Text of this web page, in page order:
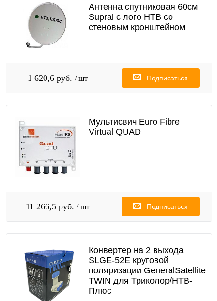
Антенна спутниковая 60см
Supral с лого НТВ со
стеновым кронштейном
1 620,6 руб. / шт Подписаться
Мультисвич Euro Fibre
Virtual QUAD
11 266,5 руб. / шт Подписаться
Конвертер на 2 выхода
SLGE-52E круговой
поляризации GeneralSatellite
TWIN для Триколор/НТВ-
Плюс